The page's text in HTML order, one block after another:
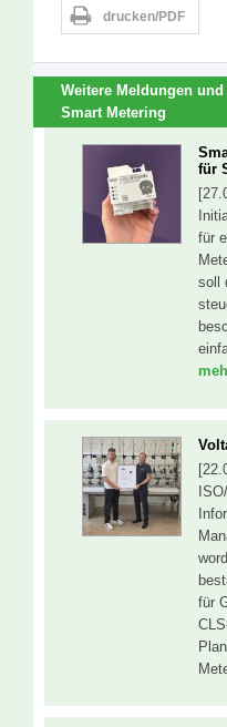
drucken/PDF
Weitere Meldungen
Smart Metering
für
für
soll
für